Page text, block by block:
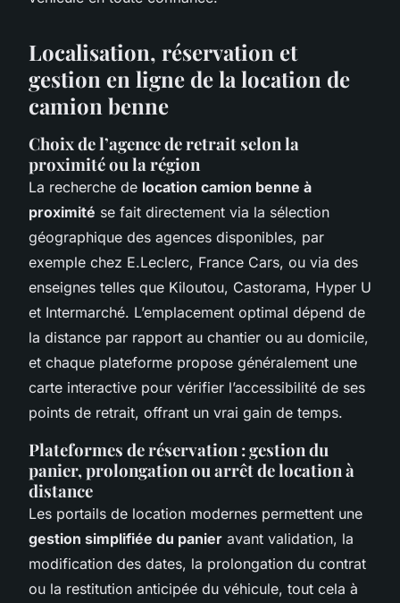
Localisation, réservation et
gestion en ligne de la location de
camion benne
Choix de l’agence de retrait selon la
proximité ou la région
La recherche de location camion benne à
proximité se fait directement via la sélection
géographique des agences disponibles, par
exemple chez E.Leclerc, France Cars, ou via des
enseignes telles que Kiloutou, Castorama, Hyper U
et Intermarché. L’emplacement optimal dépend de
la distance par rapport au chantier ou au domicile,
et chaque plateforme propose généralement une
carte interactive pour vérifier l’accessibilité de ses
points de retrait, offrant un vrai gain de temps.
Plateformes de réservation : gestion du
panier, prolongation ou arrêt de location à
distance
Les portails de location modernes permettent une
gestion simplifiée du panier avant validation, la
modification des dates, la prolongation du contrat
ou la restitution anticipée du véhicule, tout cela à